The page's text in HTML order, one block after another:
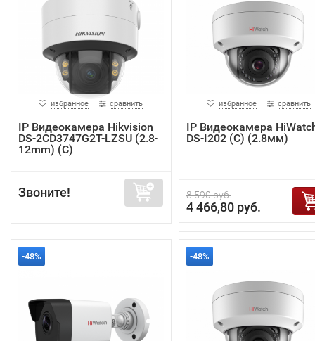
избранное сравнить
IP Видеокамера Hikvision
DS-2CD3747G2T-LZSU (2.8-
12mm) (C)
Звоните!
избранное сравнить
IP Видеокамера
DS-I202 (C) (2.8мм)
8 590 руб.
4 466,80 руб.
-48% -48%